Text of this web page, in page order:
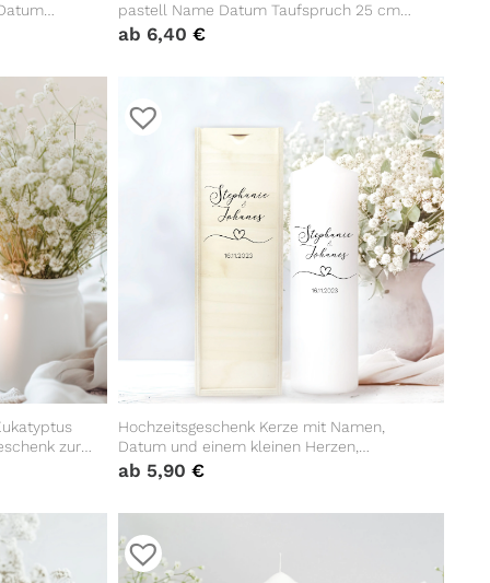
pastell Name Datum Taufspruch 25 cm
hoch weiß katholisch evangelisch
ab 6,40 €
zur
Hochzeitsgeschenk Kerze mit Namen,
Datum und einem kleinen Herzen,
Geschenk zur Hochzeit, Hochzeitskerze
ab 5,90 €